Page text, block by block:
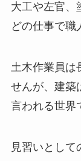
大工や左官、
どの仕事で職
土木作業員は
せんが、建築
言われる世界
見習いとして